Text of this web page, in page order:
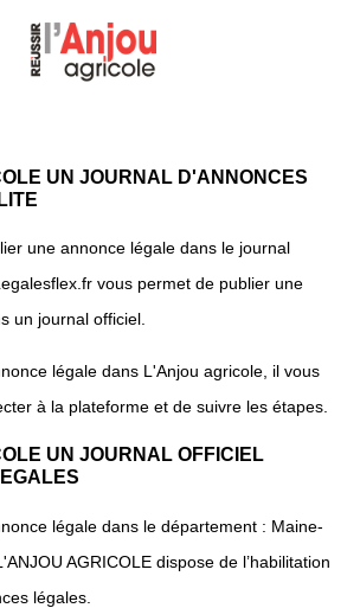
UN JOURNAL D'ANNONCES
une annonce légale dans le journal
vous permet de publier une
un journal officiel.
légale dans L'Anjou agricole, il vous
à la plateforme et de suivre les étapes.
UN JOURNAL OFFICIEL
légale dans le département : Maine-
AGRICOLE dispose de l’habilitation
légales.